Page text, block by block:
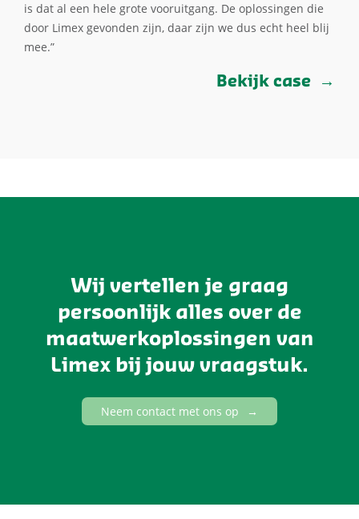
is dat al een hele grote vooruitgang. De oplossingen die
door Limex gevonden zijn, daar zijn we dus echt heel blij
mee.”
Bekijk case
Wij vertellen je graag
persoonlijk alles over de
maatwerkoplossingen van
Limex bij jouw vraagstuk.
Neem contact met ons op